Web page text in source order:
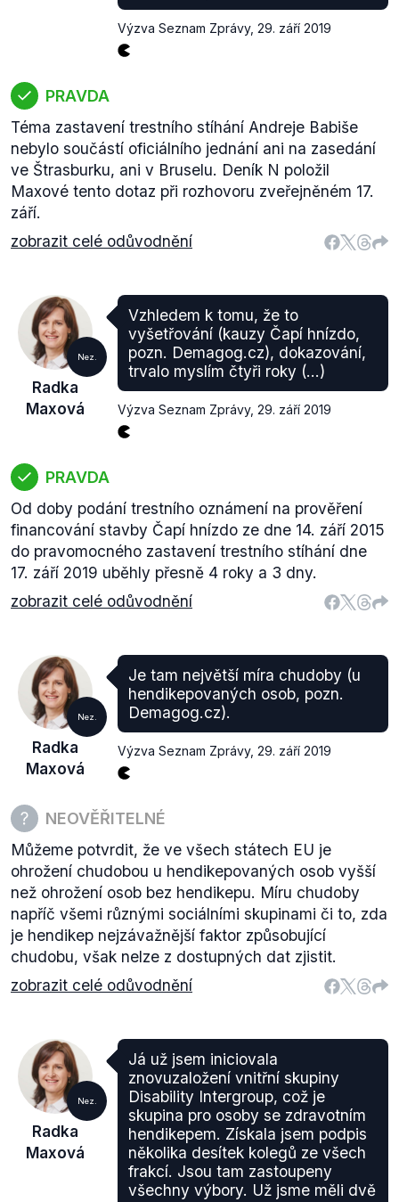
Výzva Seznam Zprávy, 29. září 2019
PRAVDA
Téma zastavení trestního stíhání Andreje Babiše
nebylo součástí oficiálního jednání ani na zasedání
ve Štrasburku, ani v Bruselu. Deník N položil
Maxové tento dotaz při rozhovoru zveřejněném 17.
září.
zobrazit celé odůvodnění
Nez.
Radka
Maxová
Vzhledem k tomu, že to
vyšetřování (kauzy Čapí hnízdo,
pozn. Demagog.cz), dokazování,
trvalo myslím čtyři roky (...)
Výzva Seznam Zprávy, 29. září 2019
PRAVDA
Od doby podání trestního oznámení na prověření
financování stavby Čapí hnízdo ze dne 14. září 2015
do pravomocného zastavení trestního stíhání dne
17. září 2019 uběhly přesně 4 roky a 3 dny.
zobrazit celé odůvodnění
Nez.
Radka
Maxová
Je tam největší míra chudoby (u
hendikepovaných osob, pozn.
Demagog.cz).
Výzva Seznam Zprávy, 29. září 2019
NEOVĚŘITELNÉ
Můžeme potvrdit, že ve všech státech EU je
ohrožení chudobou u hendikepovaných osob vyšší
než ohrožení osob bez hendikepu. Míru chudoby
napříč všemi různými sociálními skupinami či to, zda
je hendikep nejzávažnější faktor způsobující
chudobu, však nelze z dostupných dat zjistit.
zobrazit celé odůvodnění
Nez.
Radka
Maxová
Já už jsem iniciovala
znovuzaložení vnitřní skupiny
Disability Intergroup, což je
skupina pro osoby se zdravotním
hendikepem. Získala jsem podpis
několika desítek kolegů ze všech
frakcí. Jsou tam zastoupeny
všechny výbory. Už jsme měli dvě